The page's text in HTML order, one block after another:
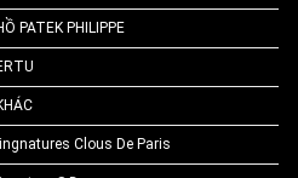
PATEK PHILIPPE
Clous De Paris